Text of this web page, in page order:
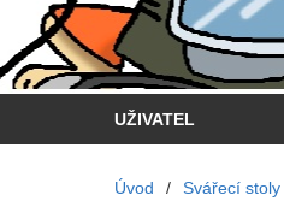
UŽIVATEL
Úvod / Svářecí stoly